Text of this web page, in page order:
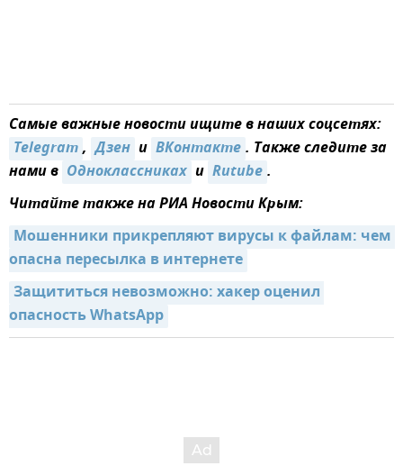
Самые важные новости ищите в наших соцсетях:
Telegram, Дзен и ВКонтакте. Также следите за
нами в Одноклассниках и Rutube.
Читайте также на РИА Новости Крым:
Мошенники прикрепляют вирусы к файлам: чем
опасна пересылка в интернете
Защититься невозможно: хакер оценил
опасность WhatsApp